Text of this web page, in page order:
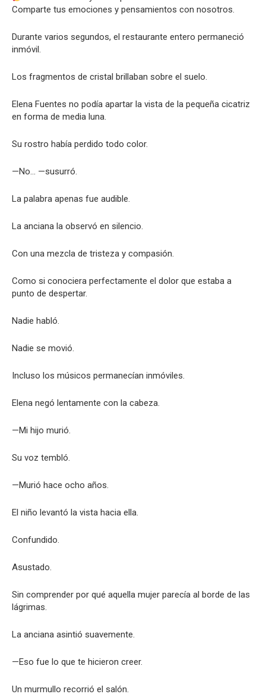
Comparte tus emociones y pensamientos con nosotros.
Durante varios segundos, el restaurante entero permaneció
inmóvil.
Los fragmentos de cristal brillaban sobre el suelo.
Elena Fuentes no podía apartar la vista de la pequeña cicatriz
en forma de media luna.
Su rostro había perdido todo color.
—No… —susurró.
La palabra apenas fue audible.
La anciana la observó en silencio.
Con una mezcla de tristeza y compasión.
Como si conociera perfectamente el dolor que estaba a
punto de despertar.
Nadie habló.
Nadie se movió.
Incluso los músicos permanecían inmóviles.
Elena negó lentamente con la cabeza.
—Mi hijo murió.
Su voz tembló.
—Murió hace ocho años.
El niño levantó la vista hacia ella.
Confundido.
Asustado.
Sin comprender por qué aquella mujer parecía al borde de las
lágrimas.
La anciana asintió suavemente.
—Eso fue lo que te hicieron creer.
Un murmullo recorrió el salón.